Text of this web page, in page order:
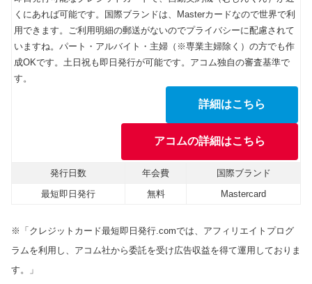
くにあれば可能です。国際ブランドは、Masterカードなので世界で利
用できます。ご利用明細の郵送がないのでプライバシーに配慮されて
いますね。パート・アルバイト・主婦（※専業主婦除く）の方でも作
成OKです。土日祝も即日発行が可能です。アコム独自の審査基準で
す。
詳細はこちら
アコムの詳細はこちら
発行日数 年会費
国際ブランド
最短即日発行
無料 Mastercard
※「クレジットカード最短即日発行.comでは、アフィリエイトプログ
ラムを利用し、アコム社から委託を受け広告収益を得て運用しておりま
す。」